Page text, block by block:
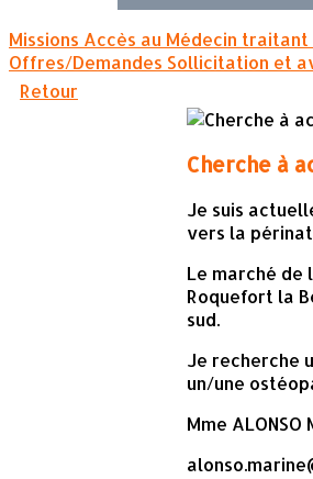
Missions Accès au Médecin traitant
Offres/Demandes Sollicitation et
Retour
Cherche à
Je suis
vers la
Le marché
Roquefort la
sud.
Je recherche
un/une
Mme ALONSO